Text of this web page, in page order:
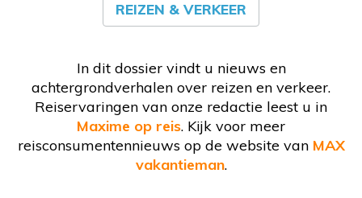
REIZEN & VERKEER
In dit dossier vindt u nieuws en
achtergrondverhalen over reizen en verkeer.
Reiservaringen van onze redactie leest u in
Maxime op reis. Kijk voor meer
reisconsumentennieuws op de website van MAX
vakantieman.